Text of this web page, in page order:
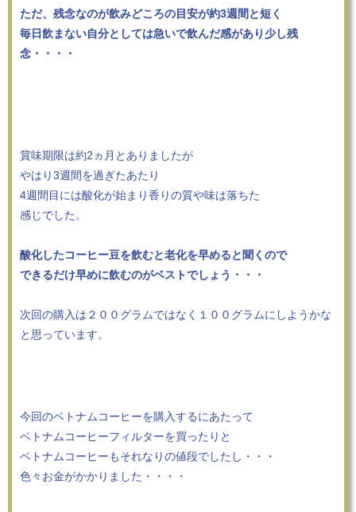
ただ、残念なのが飲みどころの目安が約3週間と短く
毎日飲まない自分としては急いで飲んだ感があり少し残
念・・・・
賞味期限は約2ヵ月とありましたが
やはり3週間を過ぎたあたり
4週間目には酸化が始まり香りの質や味は落ちた
感じでした。
酸化したコーヒー豆を飲むと老化を早めると聞くので
できるだけ早めに飲むのがベストでしょう・・・
次回の購入は２００グラムではなく１００グラムにしようかな
と思っています。
今回のベトナムコーヒーを購入するにあたって
ベトナムコーヒーフィルターを買ったりと
ベトナムコーヒーもそれなりの値段でしたし・・・
色々お金がかかりました・・・・